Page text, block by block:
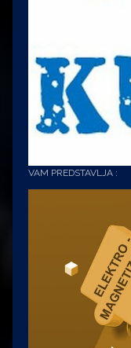
VAM PREDSTAVLJA :